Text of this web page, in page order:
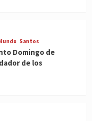
Santos
Domingo de
de los